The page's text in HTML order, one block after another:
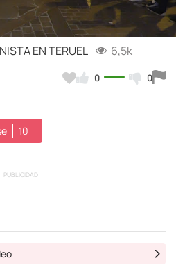
Video
EN TERUEL 6,5k
0 0
10
PUBLICIDAD